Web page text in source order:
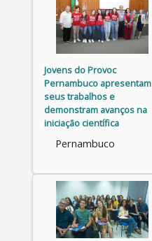
Jovens do Provoc
Pernambuco apresentam
seus trabalhos e
demonstram avanços na
iniciação científica
Pernambuco